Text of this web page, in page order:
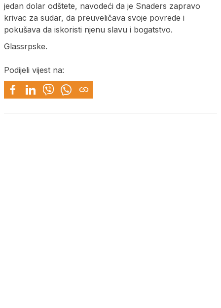
jedan dolar odštete, navodeći da je Snaders zapravo
krivac za sudar, da preuveličava svoje povrede i
pokušava da iskoristi njenu slavu i bogatstvo.
Glassrpske.
Podijeli vijest na: